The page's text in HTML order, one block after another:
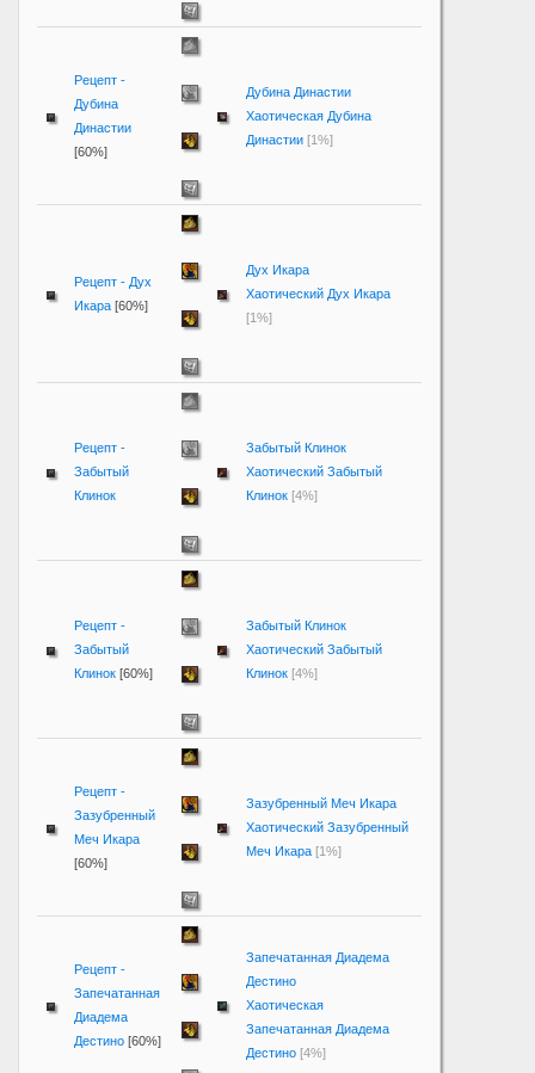
Рецепт -
Дубина
Династии
[60%]
Дубина Династии
Хаотическая Дубина
Династии [1%]
Рецепт - Дух
Икара [60%]
Дух Икара
Хаотический Дух Икара
[1%]
Рецепт -
Забытый
Клинок
Забытый Клинок
Хаотический Забытый
Клинок [4%]
Рецепт -
Забытый
Клинок [60%]
Забытый Клинок
Хаотический Забытый
Клинок [4%]
Рецепт -
Зазубренный
Меч Икара
[60%]
Зазубренный Меч Икара
Хаотический Зазубренный
Меч Икара [1%]
Рецепт -
Запечатанная
Диадема
Дестино [60%]
Запечатанная Диадема
Дестино
Хаотическая
Запечатанная Диадема
Дестино [4%]